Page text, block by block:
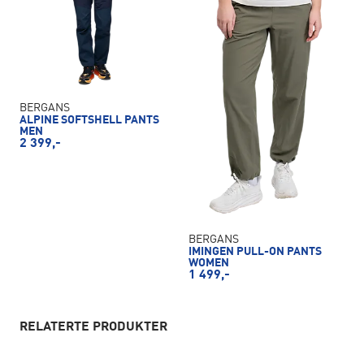
BERGANS
ALPINE SOFTSHELL PANTS
MEN
2 399,-
BERGANS
IMINGEN PULL-ON PANTS
WOMEN
1 499,-
RELATERTE PRODUKTER